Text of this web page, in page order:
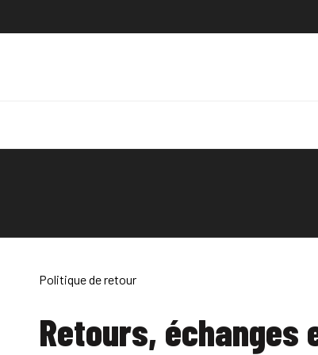
Politique de retour
Retours, échanges